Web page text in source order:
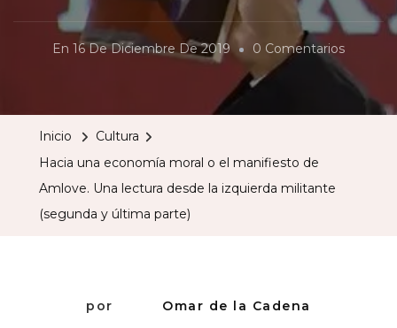
En 16 De Diciembre De 2019 0 ComentariosEn
Hacia
Una
Inicio
Cultura
Hacia una economía moral o el manifiesto de
Amlove. Una lectura desde la izquierda militante
(segunda y última parte)
por Omar de la Cadena